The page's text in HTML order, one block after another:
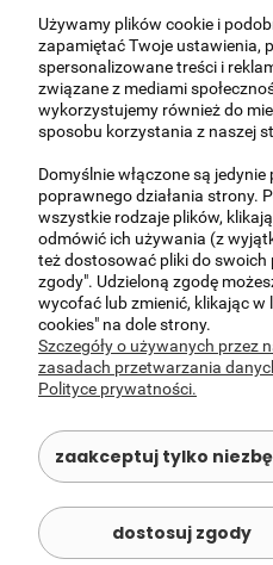
KOSZTY DOSTAWY
Kurier -(meble przed wysyłką
i odpowiednio zabezpieczone.
kurierskiej nie obejmuje
kg.)
Okolice Warszawy i z
300,00)(UWAGA - Ceny
prosimy o kontakt )
Odbiór osobisty -(Al
090 )
O
OBSŁUGA
Używamy plików cookie i
zapamiętać Twoje ustawienia,
spersonalizowane treści i
związane z mediami
wykorzystujemy również do
sposobu korzystania z naszej
Domyślnie włączone są jedynie
poprawnego działania strony.
wszystkie rodzaje plików,
odmówić ich używania (z
też dostosować pliki do
zgody". Udzieloną zgodę
wycofać lub zmienić, klikając w
cookies" na dole strony.
Szczegóły o używanych przez
zasadach przetwarzania
Polityce prywatności.
zaakceptuj tylko
dostosuj zgody